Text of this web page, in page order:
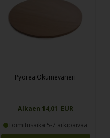
Pyöreä Okumevaneri
Alkaen 14,01 EUR
Toimitusaika 5-7 arkipäivää